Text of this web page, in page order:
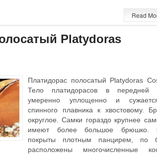
Read
Platydoras
Платидорас полосатый Platydoras
Тело платидорасов в передней
умеренно уплощенно и
спинного плавника к хвостовому.
округлое. Самки гораздо крупнее
имеют более большое брюшко.
покрыты плотным панцирем, по
расположены многочисленные